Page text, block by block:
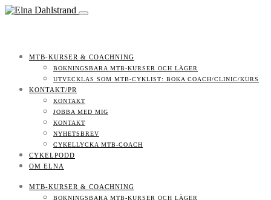
MTB-KURSER & COACHNING
BOKNINGSBARA MTB-KURSER OCH LÄGER
UTVECKLAS SOM MTB-CYKLIST: BOKA COACH/CLINIC/KURS
KONTAKT/PR
KONTAKT
JOBBA MED MIG
KONTAKT
NYHETSBREV
CYKELLYCKA MTB-COACH
CYKELPODD
OM ELNA
MTB-KURSER & COACHNING
BOKNINGSBARA MTB-KURSER OCH LÄGER